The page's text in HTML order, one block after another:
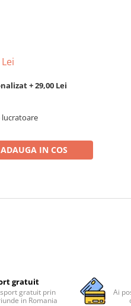
Lei
+ 29,00 Lei
lucratoare
ADAUGA IN COS
gratuit
gratuit prin
in Romania
Ai